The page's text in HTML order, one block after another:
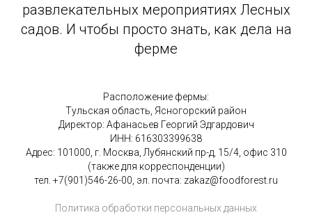
развлекательных мероприятиях Лесных
садов. И чтобы просто знать, как дела на
ферме
Расположение фермы:
Тульская область, Ясногорский район
Директор: Афанасьев Георгий Эдгардович
ИНН: 616303399638
Адрес: 101000, г. Москва, Лубянский пр-д, 15/4, офис 310
(также для корреспонденции)
тел. +7(901)546-26-00, эл. почта: zakaz@foodforest.ru
Политика обработки персональных данных